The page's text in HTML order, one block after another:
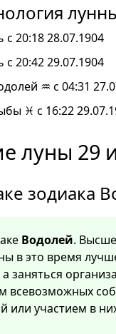
20:18 28.07.1904
20:42 29.07.1904
♒ с 04:31
♓ с 16:22
луны 29
зодиака
Водолей.
в это время
заняться
всевозможных
или участием в